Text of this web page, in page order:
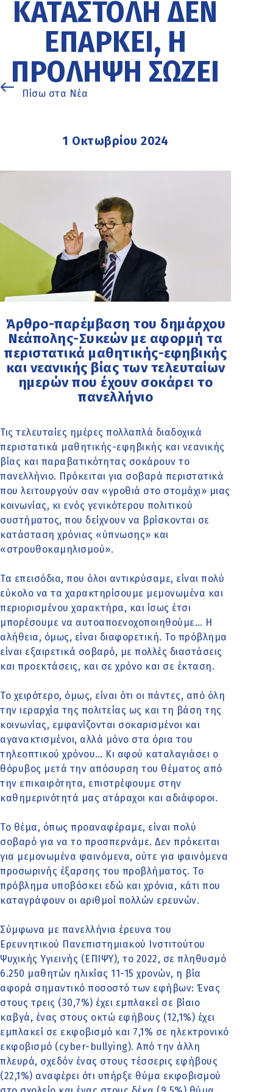
ΚΑΤΑΣΤΟΛΉ ΔΕΝ
ΕΠΑΡΚΕΊ, Η
ΠΡΌΛΗΨΗ ΣΏΖΕΙ
Πίσω στα Νέα
1 Οκτωβρίου 2024
Άρθρο-παρέμβαση του δημάρχου
Νεάπολης-Συκεών με αφορμή τα
περιστατικά μαθητικής-εφηβικής
και νεανικής βίας των τελευταίων
ημερών που έχουν σοκάρει το
πανελλήνιο
Τις τελευταίες ημέρες πολλαπλά διαδοχικά
περιστατικά μαθητικής-εφηβικής και νεανικής
βίας και παραβατικότητας σοκάρουν το
πανελλήνιο. Πρόκειται για σοβαρά περιστατικά
που λειτουργούν σαν «γροθιά στο στομάχι» μιας
κοινωνίας, κι ενός γενικότερου πολιτικού
συστήματος, που δείχνουν να βρίσκονται σε
κατάσταση χρόνιας «ύπνωσης» και
«στρουθοκαμηλισμού».
Τα επεισόδια, που όλοι αντικρύσαμε, είναι πολύ
εύκολο να τα χαρακτηρίσουμε μεμονωμένα και
περιορισμένου χαρακτήρα, και ίσως έτσι
μπορέσουμε να αυτοαποενοχοποιηθούμε… Η
αλήθεια, όμως, είναι διαφορετική. Το πρόβλημα
είναι εξαιρετικά σοβαρό, με πολλές διαστάσεις
και προεκτάσεις, και σε χρόνο και σε έκταση.
Το χειρότερο, όμως, είναι ότι οι πάντες, από όλη
την ιεραρχία της πολιτείας ως και τη βάση της
κοινωνίας, εμφανίζονται σοκαρισμένοι και
αγανακτισμένοι, αλλά μόνο στα όρια του
τηλεοπτικού χρόνου… Κι αφού καταλαγιάσει ο
θόρυβος μετά την απόσυρση του θέματος από
την επικαιρότητα, επιστρέφουμε στην
καθημερινότητά μας ατάραχοι και αδιάφοροι.
Το θέμα, όπως προαναφέραμε, είναι πολύ
σοβαρό για να το προσπερνάμε. Δεν πρόκειται
για μεμονωμένα φαινόμενα, ούτε για φαινόμενα
προσωρινής έξαρσης του προβλήματος. Το
πρόβλημα υποβόσκει εδώ και χρόνια, κάτι που
καταγράφουν οι αριθμοί πολλών ερευνών.
Σύμφωνα με πανελλήνια έρευνα του
Ερευνητικού Πανεπιστημιακού Ινστιτούτου
Ψυχικής Υγιεινής (ΕΠΙΨΥ), το 2022, σε πληθυσμό
6.250 μαθητών ηλικίας 11-15 χρονών, η βία
αφορά σημαντικό ποσοστό των εφήβων: Ένας
στους τρεις (30,7%) έχει εμπλακεί σε βίαιο
καβγά, ένας στους οκτώ εφήβους (12,1%) έχει
εμπλακεί σε εκφοβισμό και 7,1% σε ηλεκτρονικό
εκφοβισμό (cyber-bullying). Από την άλλη
πλευρά, σχεδόν ένας στους τέσσερις εφήβους
(22,1%) αναφέρει ότι υπήρξε θύμα εκφοβισμού